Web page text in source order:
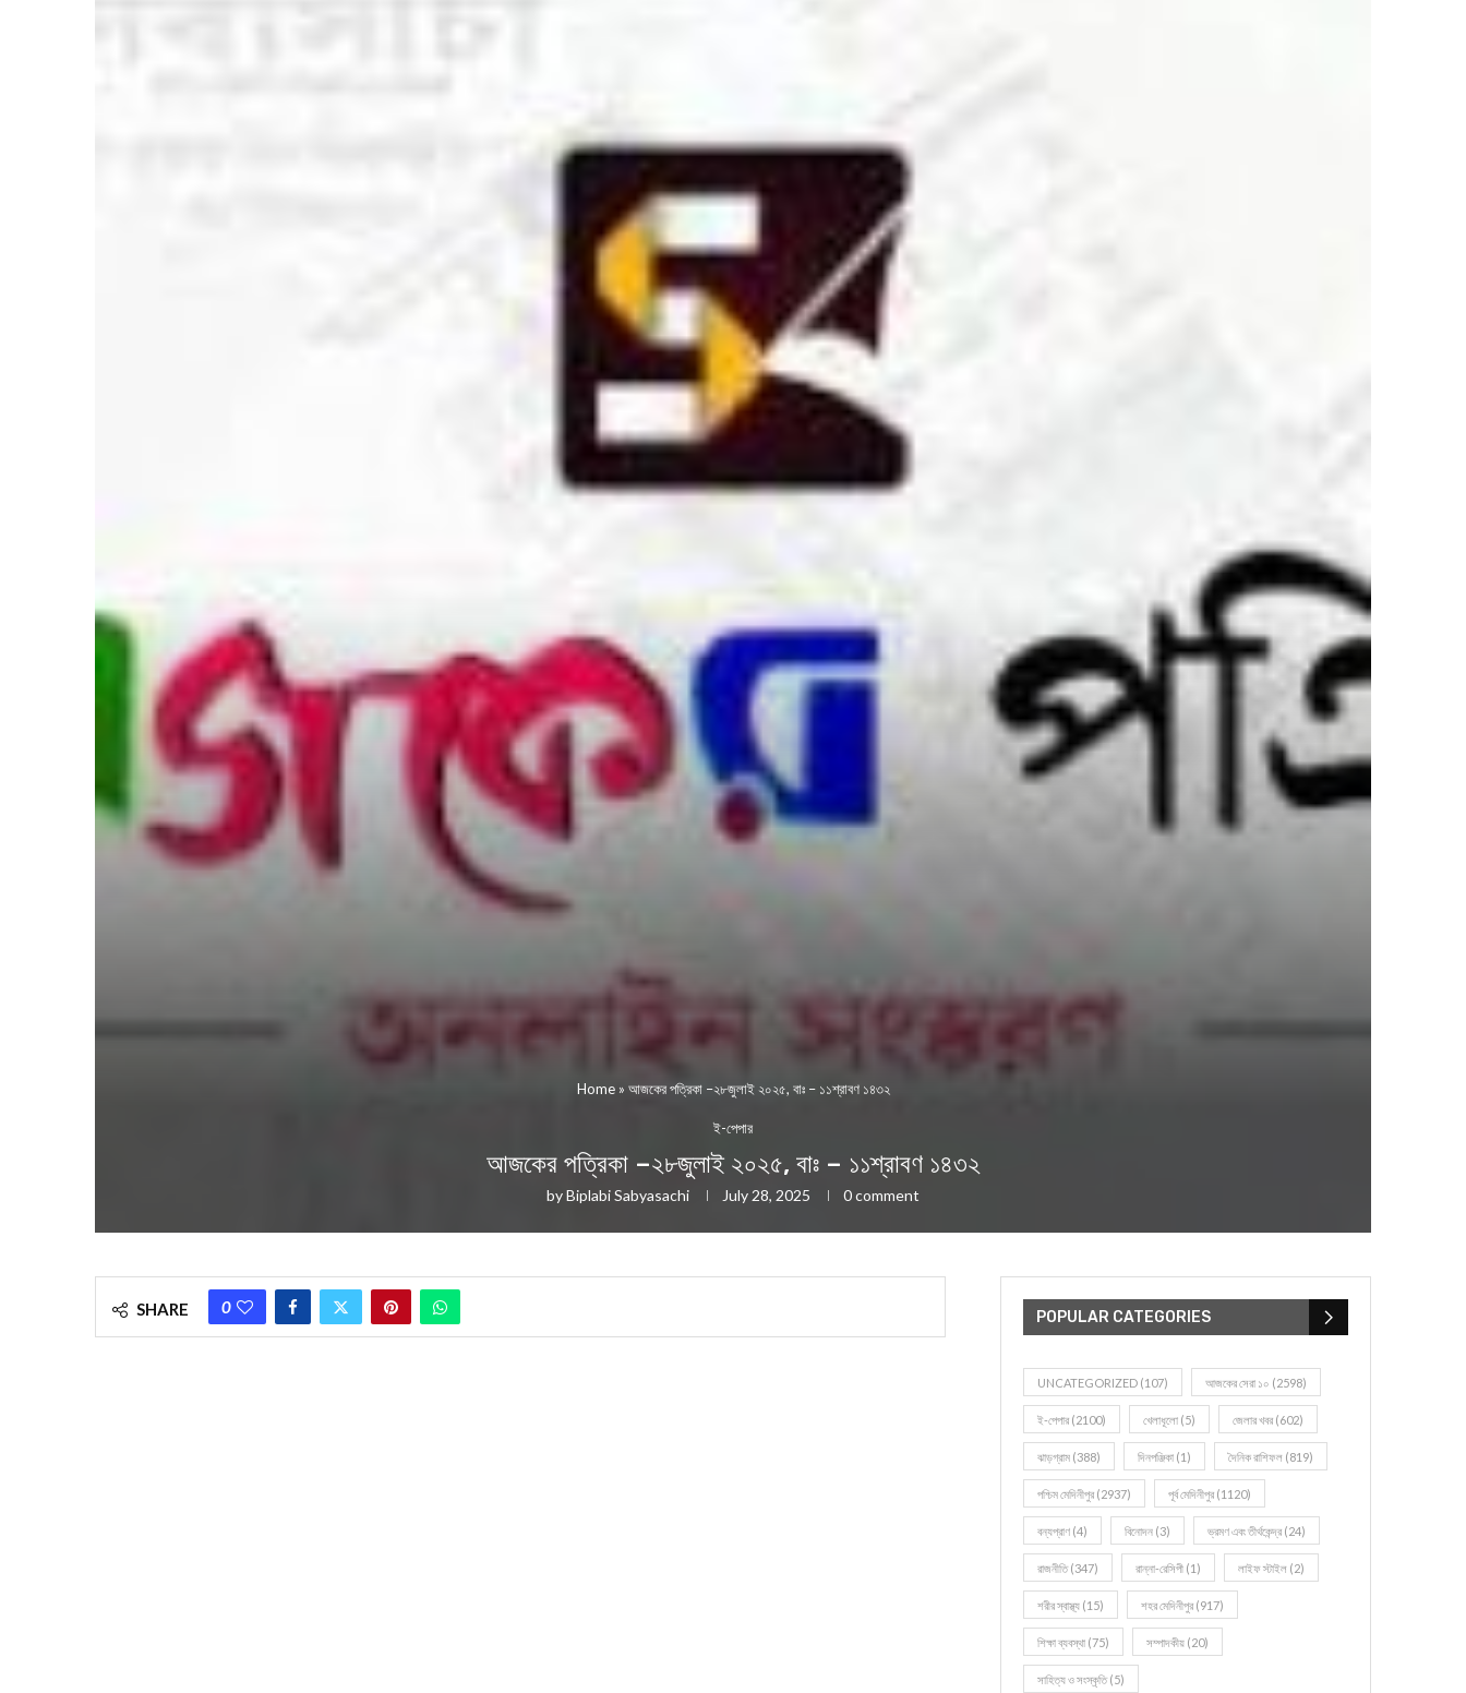
Home» আজকের পত্রিকা –২৮জুলাই ২০২৫, বাঃ – ১১শ্রাবণ ১৪৩২
ই-পেপার
আজকের পত্রিকা –২৮জুলাই ২০২৫, বাঃ – ১১শ্রাবণ ১৪৩২
byBiplabi Sabyasachi July 28, 2025 0 comment
SHARE 0
POPULAR CATEGORIES
UNCATEGORIZED (107) আজকের সেরা ১০ (2598)
ই-পেপার (2100) খেলাধূলো (5) জেলার খবর (602)
ঝাড়গ্রাম (388) দিনপঞ্জিকা (1) দৈনিক রাশিফল (819)
পশ্চিম মেদিনীপুর (2937) পূর্ব মেদিনীপুর (1120)
বন্যপ্রাণ (4) বিনোদন (3) ভ্রমণ এবং তীর্থকেন্দ্র (24)
রাজনীতি(347) রান্না-রেসিপী (1) লাইফ স্টাইল (2)
শরীর স্বাস্থ্য (15) শহর মেদিনীপুর (917)
শিক্ষা ব্যবস্থা (75) সম্পাদকীয় (20)
সাহিত্য ও সংস্কৃতি(5)